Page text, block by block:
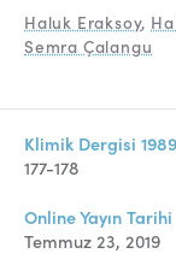
Etik İlkeler
Editoryal Süreç
Danışmanlık
Yazarlara Bilgi
Online Makale
Dizinler
Haluk Eraksoy,
Semra Çalangu
Klimik Dergisi
177-178
Online Yayın Tarihi
Temmuz 23, 2019